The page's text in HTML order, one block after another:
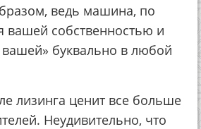
ведь машина, по
вашей собственностью и
вашей» буквально в любой
лизинга ценит все больше
Неудивительно, что